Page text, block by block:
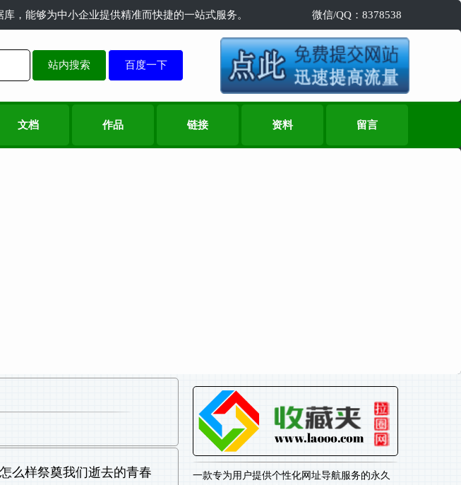
，能够为中小企业提供精准而快捷的一站式服务。 微信/QQ：8378538
站内搜索
文档 作品 链接 资料 留言
么样祭奠我们逝去的青春
一款专为用户提供个性化网址导航服务的永久